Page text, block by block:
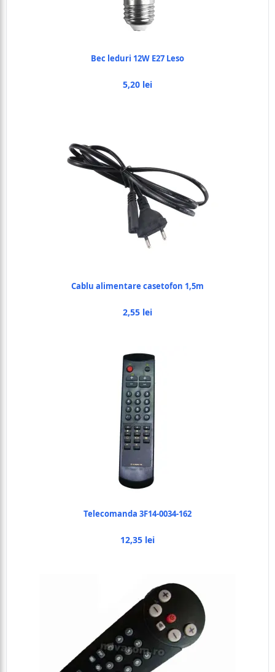
Bec leduri 12W E27 Leso
5,20 lei
Cablu alimentare casetofon 1,5m
2,55 lei
Telecomanda 3F14-0034-162
12,35 lei